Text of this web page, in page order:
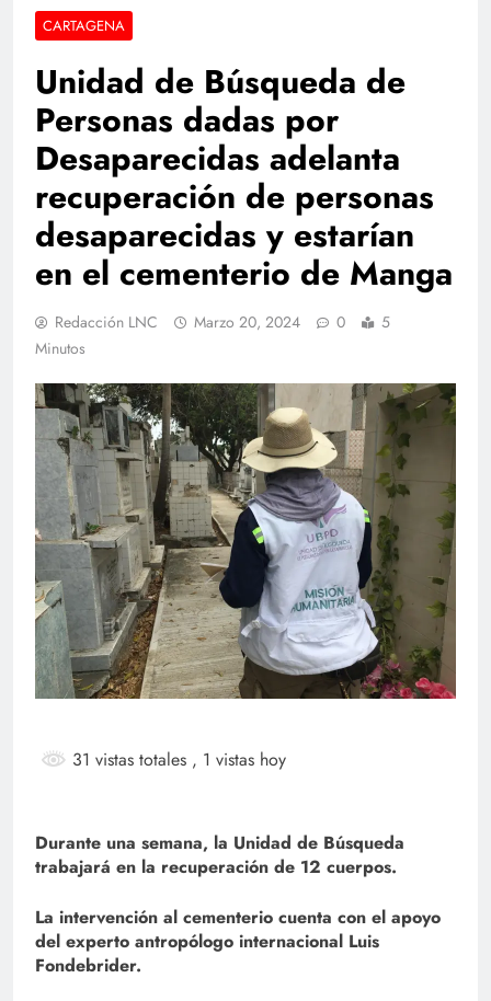
CARTAGENA
Unidad de Búsqueda de
Personas dadas por
Desaparecidas adelanta
recuperación de personas
desaparecidas y estarían
en el cementerio de Manga
Redacción LNC Marzo 20, 2024 0
5
Minutos
31 vistas totales , 1 vistas hoy
Durante una semana, la Unidad de Búsqueda
trabajará en la recuperación de 12 cuerpos.
La intervención al cementerio cuenta con el apoyo
del experto antropólogo internacional Luis
Fondebrider.